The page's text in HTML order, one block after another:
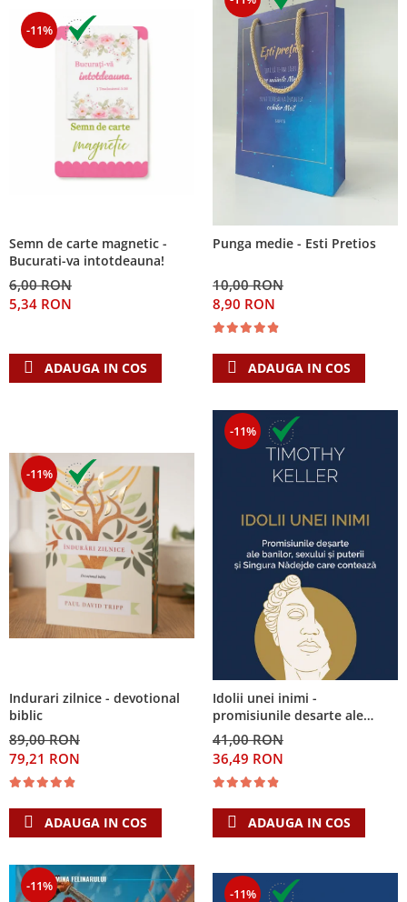
-11%
Semn de carte magnetic -
Bucurati-va intotdeauna!
6,00 RON
5,34 RON
ADAUGA IN COS
Punga medie - Esti Pretios
10,00 RON
8,90 RON
ADAUGA IN COS
-11%
Indurari zilnice - devotional
biblic
89,00 RON
79,21 RON
ADAUGA IN COS
-11%
Idolii unei inimi -
promisiunile desarte ale
banilor, sexului si puterii si
Singura Nadejde care
conteaza
41,00 RON
36,49 RON
ADAUGA IN COS
-11% -11%